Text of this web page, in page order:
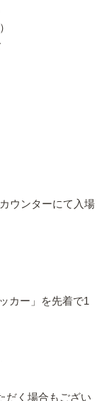
ウンターにて入場
カー」を先着で1
だく場合もござい